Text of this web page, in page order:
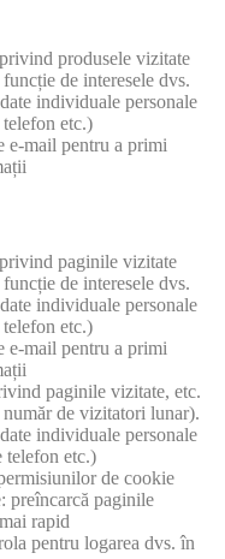
produsele vizitate
de interesele dvs.
individuale personale
etc.)
e-mail pentru a primi
paginile vizitate
de interesele dvs.
individuale personale
etc.)
e-mail pentru a primi
paginile vizitate, etc.
număr de vizitatori lunar).
individuale personale
telefon etc.)
de cookie
preîncarcă paginile
rapid
pentru logarea dvs. în